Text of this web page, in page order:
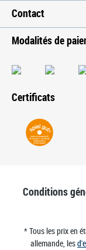
Contact
Modalités de
Certificats
Conditions
* Tous les prix en
allemande, les